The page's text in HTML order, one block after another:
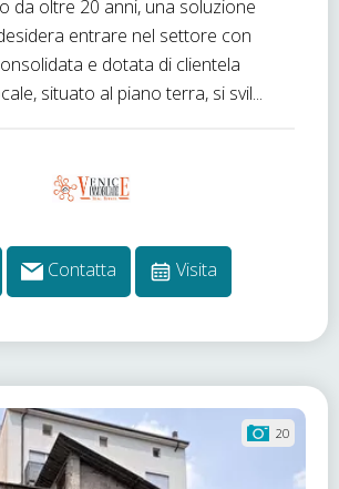
da oltre 20 anni, una soluzione
entrare nel settore con
e dotata di clientela
situato al piano terra, si svil...
Contatta Visita
20